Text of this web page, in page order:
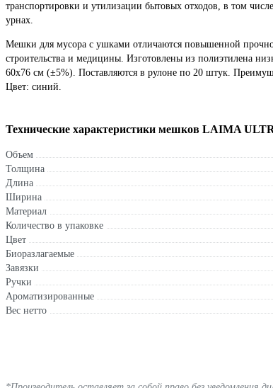
транспортировки и утилизации бытовых отходов, в том
урнах.
Мешки для мусора с ушками отличаются повышенной
строительства и медицины. Изготовлены из полиэтилена
60х76 см (±5%). Поставляются в рулоне по 20 штук.
Цвет: синий.
Технические характеристики мешков LAIMA
Объем
Толщина
Длина
Ширина
Материал
Количество в упаковке
Цвет
Биоразлагаемые
Завязки
Ручки
Ароматизированные
Вес нетто